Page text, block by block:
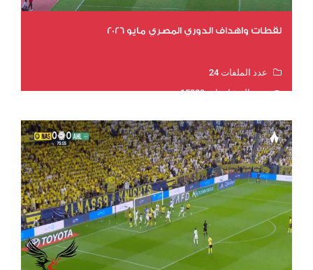
لقطات واهداف الدوري المصري مايو 2026
عدد الملفات 24
عدد المشاهدات 15389